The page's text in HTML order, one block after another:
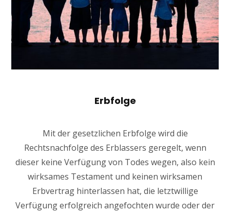
Erbfolge
Mit der gesetzlichen Erbfolge wird die
Rechtsnachfolge des Erblassers geregelt, wenn
dieser keine Verfügung von Todes wegen, also kein
wirksames Testament und keinen wirksamen
Erbvertrag hinterlassen hat, die letztwillige
Verfügung erfolgreich angefochten wurde oder der